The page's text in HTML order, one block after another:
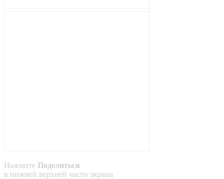
Нажмите Поделиться
в нижней верхней части экрана